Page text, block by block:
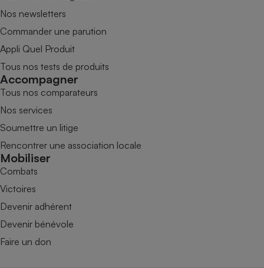
Nos newsletters
Commander une parution
Appli Quel Produit
Tous nos tests de produits
Accompagner
Tous nos comparateurs
Nos services
Soumettre un litige
Rencontrer une association locale
Mobiliser
Combats
Victoires
Devenir adhérent
Devenir bénévole
Faire un don